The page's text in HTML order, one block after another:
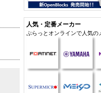
人気・定番メーカー
ぷらっとオンラインで人気の